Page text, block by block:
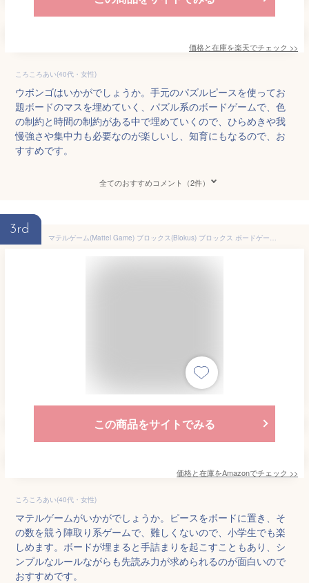
価格と在庫を楽天でチェック >>
ころころあい(40代・女性)
ウボンゴはいかがでしょうか。手元のパズルピースを使ってお
題ボードのマスを埋めていく、パズル系のボードゲームで、色
の制約と時間の制約がある中で埋めていくので、ひらめきや我
慢強さや集中力も必要なのが楽しいし、知育にもなるので、お
すすめです。
全てのおすすめコメント（2件）
3rd
マテルゲーム(Mattel Game) ブロックス(Blokus) ブロックス ボードゲーム 知育ゲーム 2~4人用 7歳から BJV44
この商品をサイトでみる
価格と在庫をAmazonでチェック >>
ころころあい(40代・女性)
マテルゲームがいかがでしょうか。ピースをボードに置き、そ
の数を競う陣取り系ゲームで、難しくないので、小学生でも楽
しめます。ボードが埋まると手詰まりを起こすこともあり、シ
ンプルなルールながらも先読み力が求められるのが面白いので
おすすめです。